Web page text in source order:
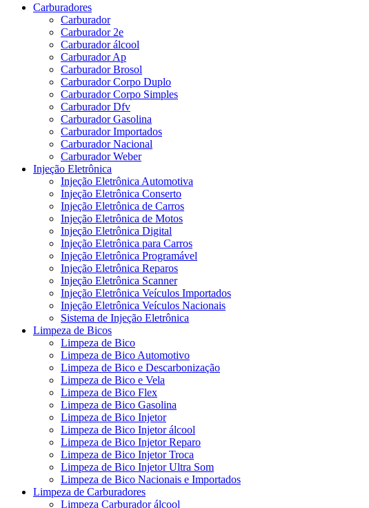
Carburadores
Carburador
Carburador 2e
Carburador álcool
Carburador Ap
Carburador Brosol
Carburador Corpo Duplo
Carburador Corpo Simples
Carburador Dfv
Carburador Gasolina
Carburador Importados
Carburador Nacional
Carburador Weber
Injeção Eletrônica
Injeção Eletrônica Automotiva
Injeção Eletrônica Conserto
Injeção Eletrônica de Carros
Injeção Eletrônica de Motos
Injeção Eletrônica Digital
Injeção Eletrônica para Carros
Injeção Eletrônica Programável
Injeção Eletrônica Reparos
Injeção Eletrônica Scanner
Injeção Eletrônica Veículos Importados
Injeção Eletrônica Veículos Nacionais
Sistema de Injeção Eletrônica
Limpeza de Bicos
Limpeza de Bico
Limpeza de Bico Automotivo
Limpeza de Bico e Descarbonização
Limpeza de Bico e Vela
Limpeza de Bico Flex
Limpeza de Bico Gasolina
Limpeza de Bico Injetor
Limpeza de Bico Injetor álcool
Limpeza de Bico Injetor Reparo
Limpeza de Bico Injetor Troca
Limpeza de Bico Injetor Ultra Som
Limpeza de Bico Nacionais e Importados
Limpeza de Carburadores
Limpeza Carburador álcool